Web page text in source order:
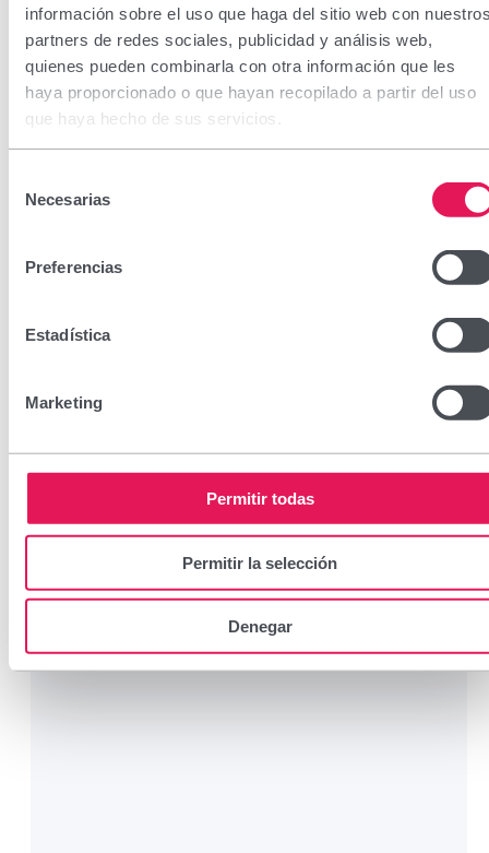
información sobre el uso que haga del sitio web con
partners de redes sociales, publicidad y análisis web,
quienes pueden combinarla con otra información que les
haya proporcionado o que hayan recopilado a partir del uso
que haya hecho de sus servicios.
Necesarias
Preferencias
Estadística
Marketing
Permitir todas
Permitir la selección
Denegar